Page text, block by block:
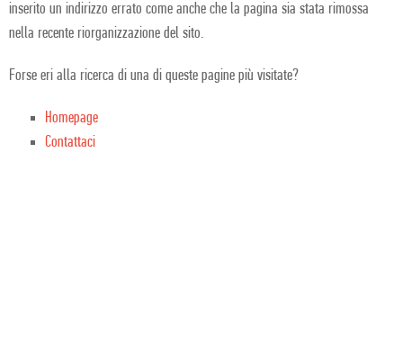
inserito un indirizzo errato come anche che la pagina sia stata rimossa
nella recente riorganizzazione del sito.
Forse eri alla ricerca di una di queste pagine più visitate?
Homepage
Contattaci